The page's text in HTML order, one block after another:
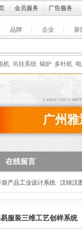
会员服务 广告服务
品牌 企业 新
机 吊挂系统 锅炉 多针机
广州
在线留言
产品工业设计系统 汉锦汉
易服装三维工艺创样系统